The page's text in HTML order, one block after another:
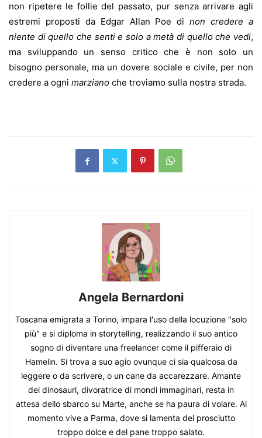
non ripetere le follie del passato, pur senza arrivare agli
estremi proposti da Edgar Allan Poe dinon credere a
niente di quello che senti e solo a metà di quello che vedi,
ma sviluppando un senso critico che è non solo un
bisogno personale, ma un dovere sociale e civile, per non
credere a ogni marziano che troviamo sulla nostra strada.
Angela Bernardoni
Toscana emigrata a Torino, impara l'uso della locuzione "solo
più" e si diploma in storytelling, realizzando il suo antico
sogno di diventare una freelancer come il pifferaio di
Hamelin. Si trova a suo agio ovunque ci sia qualcosa da
leggere o da scrivere, o un cane da accarezzare. Amante
dei dinosauri, divoratrice di mondi immaginari, resta in
attesa dello sbarco su Marte, anche se ha paura di volare. Al
momento vive a Parma, dove si lamenta del prosciutto
troppo dolce e del pane troppo salato.